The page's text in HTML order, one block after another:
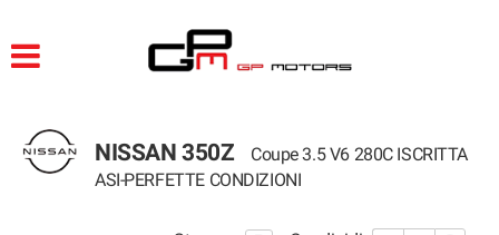
ACQUISTIAMO USATONISSAN 350Z
Coupe 3.5 V6 280C ISCRITTA
ASI-PERFETTE CONDIZIONI